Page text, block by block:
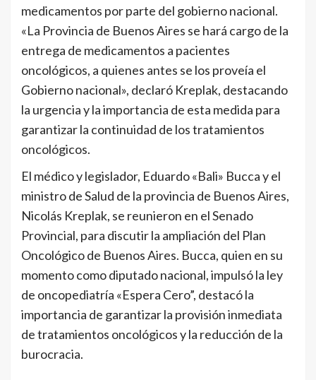
medicamentos por parte del gobierno nacional.
«La Provincia de Buenos Aires se hará cargo de la
entrega de medicamentos a pacientes
oncológicos, a quienes antes se los proveía el
Gobierno nacional», declaró Kreplak, destacando
la urgencia y la importancia de esta medida para
garantizar la continuidad de los tratamientos
oncológicos.
El médico y legislador, Eduardo «Bali» Bucca y el
ministro de Salud de la provincia de Buenos Aires,
Nicolás Kreplak, se reunieron en el Senado
Provincial, para discutir la ampliación del Plan
Oncológico de Buenos Aires. Bucca, quien en su
momento como diputado nacional, impulsó la ley
de oncopediatría «Espera Cero”, destacó la
importancia de garantizar la provisión inmediata
de tratamientos oncológicos y la reducción de la
burocracia.